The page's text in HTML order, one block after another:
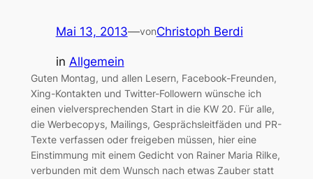
Mai 13, 2013—vonChristoph Berdi
in Allgemein
Guten Montag, und allen Lesern, Facebook-Freunden,
Xing-Kontakten und Twitter-Followern wünsche ich
einen vielversprechenden Start in die KW 20. Für alle,
die Werbecopys, Mailings, Gesprächsleitfäden und PR-
Texte verfassen oder freigeben müssen, hier eine
Einstimmung mit einem Gedicht von Rainer Maria Rilke,
verbunden mit dem Wunsch nach etwas Zauber statt